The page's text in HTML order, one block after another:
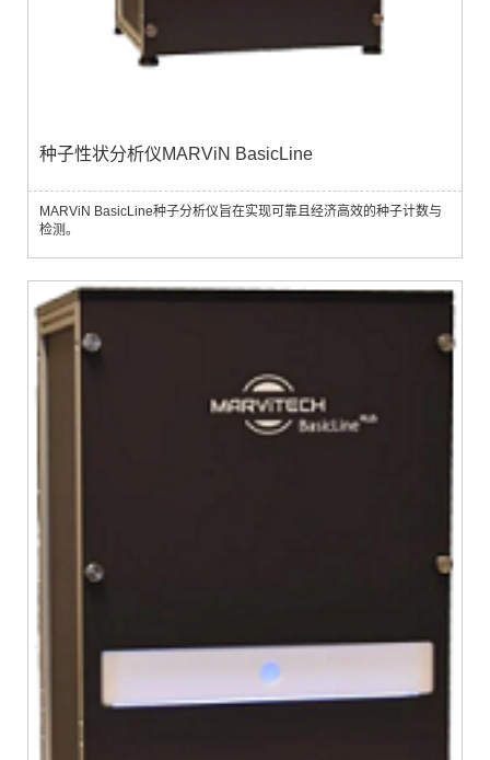
种子性状分析仪MARViN BasicLine
MARViN BasicLine种子分析仪旨在实现可靠且经济高效的种子计数与
检测。